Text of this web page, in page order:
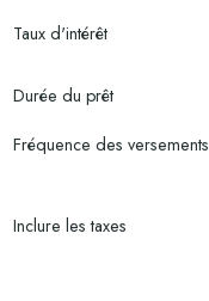
Taux d'intérêt
Durée du prêt
Fréquence des versements
Inclure les taxes